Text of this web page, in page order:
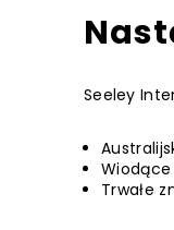
Seeley
Trwałe